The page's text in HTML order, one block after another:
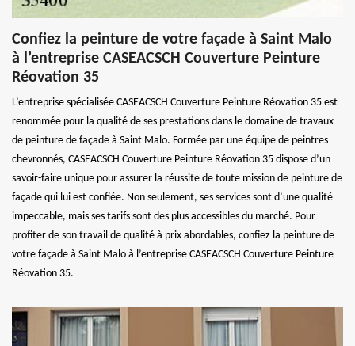
Confiez la peinture de votre façade à Saint Malo
à l’entreprise CASEACSCH Couverture Peinture
Réovation 35
L’entreprise spécialisée CASEACSCH Couverture Peinture Réovation 35 est
renommée pour la qualité de ses prestations dans le domaine de travaux
de peinture de façade à Saint Malo. Formée par une équipe de peintres
chevronnés, CASEACSCH Couverture Peinture Réovation 35 dispose d’un
savoir-faire unique pour assurer la réussite de toute mission de peinture de
façade qui lui est confiée. Non seulement, ses services sont d’une qualité
impeccable, mais ses tarifs sont des plus accessibles du marché. Pour
profiter de son travail de qualité à prix abordables, confiez la peinture de
votre façade à Saint Malo à l’entreprise CASEACSCH Couverture Peinture
Réovation 35.